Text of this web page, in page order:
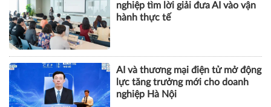
nghiệp tìm lời giải đưa AI vào vận
hành thực tế
AI và thương mại điện tử mở động
lực tăng trưởng mới cho doanh
nghiệp Hà Nội